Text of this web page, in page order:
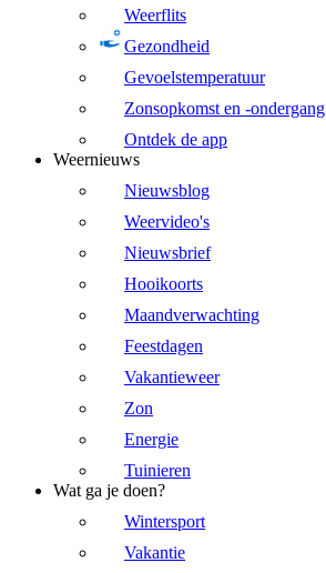
Weerflits
Gezondheid
Gevoelstemperatuur
Zonsopkomst en -ondergang
Ontdek de app
Weernieuws
Nieuwsblog
Weervideo's
Nieuwsbrief
Hooikoorts
Maandverwachting
Feestdagen
Vakantieweer
Zon
Energie
Tuinieren
Wat ga je doen?
Wintersport
Vakantie